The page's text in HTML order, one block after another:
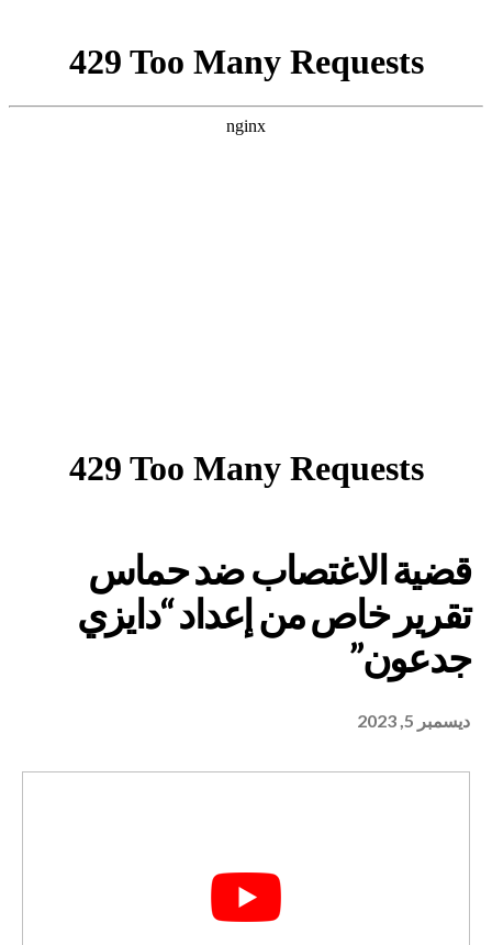
ضد حماس
ديسمبر 5, 2023